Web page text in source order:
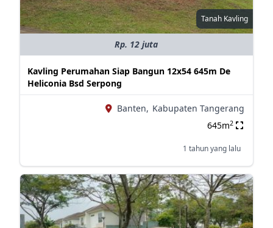
Tanah Kavling
Rp. 12 juta
Kavling Perumahan Siap Bangun 12x54 645m De
Heliconia Bsd Serpong
Banten, Kabupaten Tangerang
645m2
1 tahun yang lalu